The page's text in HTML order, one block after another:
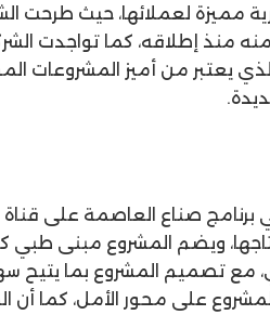
مميزة لعملائها، حيث طرحت
حوالي 70% منه منذ إطلاقه، كما
برنامج صناع العاصمة على قناة
ويضم المشروع مبنى طبي
مع تصميم المشروع بما يتيح
على محور الأمل، كما